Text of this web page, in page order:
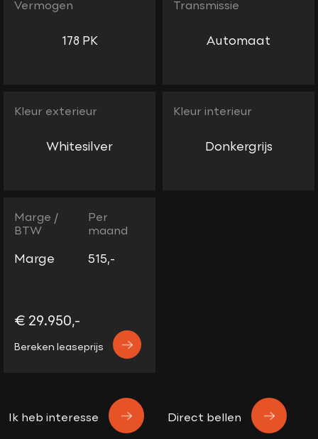
Vermogen
178 PK
Transmissie
Automaat
Kleur exterieur
Whitesilver
Kleur interieur
Donkergrijs
Marge /
BTW
Marge
Per
maand
515,-
€ 29.950,-
Bereken leaseprijs
Ik heb interesse Direct bellen